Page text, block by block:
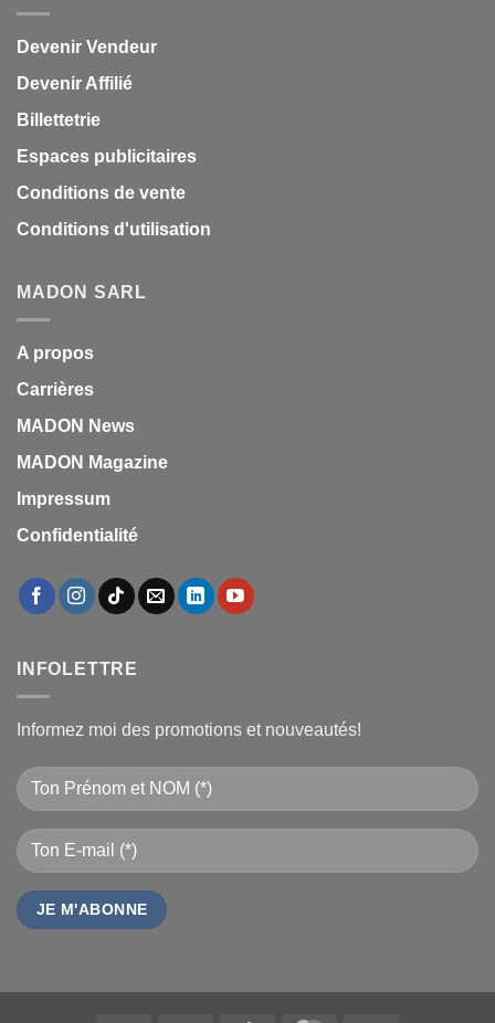
Devenir Vendeur
Devenir Affilié
Billettetrie
Espaces publicitaires
Conditions de vente
Conditions d'utilisation
MADON SARL
A propos
Carrières
MADON News
MADON Magazine
Impressum
Confidentialité
INFOLETTRE
Informez moi des promotions et nouveautés!